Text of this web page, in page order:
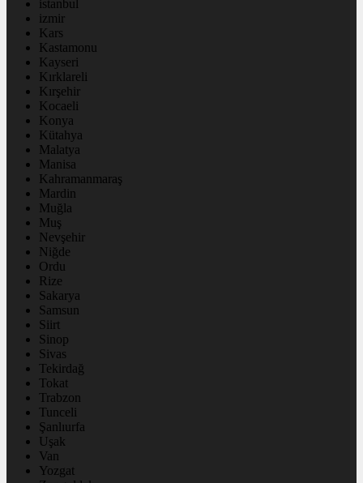
istanbul
izmir
Kars
Kastamonu
Kayseri
Kırklareli
Kırşehir
Kocaeli
Konya
Kütahya
Malatya
Manisa
Kahramanmaraş
Mardin
Muğla
Muş
Nevşehir
Niğde
Ordu
Rize
Sakarya
Samsun
Siirt
Sinop
Sivas
Tekirdağ
Tokat
Trabzon
Tunceli
Şanlıurfa
Uşak
Van
Yozgat